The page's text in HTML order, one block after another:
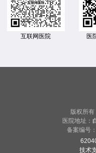
互联网医院 医
版权所有
医院地址：
备案编号：
技术